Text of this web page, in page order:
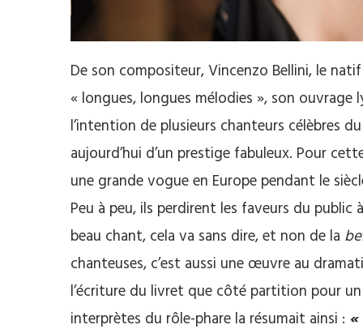
De son compositeur, Vincenzo Bellini, le
« longues, longues mélodies », son
l’intention de plusieurs chanteurs célèbres
aujourd’hui d’un prestige fabuleux. Pour
une grande vogue en Europe pendant le
Peu à peu, ils perdirent les faveurs du public
beau chant, cela va sans dire, et non de la
chanteuses, c’est aussi une œuvre au
l’écriture du livret que côté partition pour
interprètes du rôle-phare la résumait ainsi :